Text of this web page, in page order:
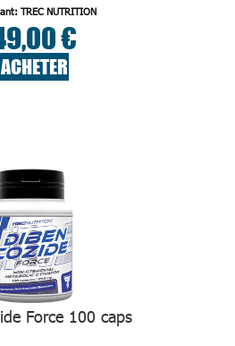
TREC NUTRITION
€
ACHETER
Force 100 caps